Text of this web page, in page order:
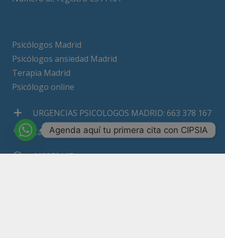
Psicólogos Madrid
Psicólogos ansiedad Madrid
Terapia Madrid
Psicólogo online
URGENCIAS PSICOLOGOS MADRID: 663 378 167
Calle Ricardo Ortíz nº 10, 3º 1 28017 Madrid
663378167
Agenda aquí tu primera cita con CIPSIA